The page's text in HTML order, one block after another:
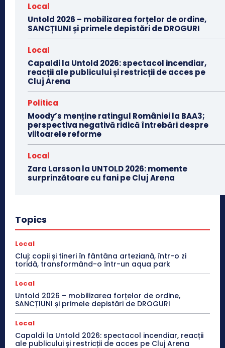
Local
Untold 2026 – mobilizarea forțelor de ordine,
SANCȚIUNI și primele depistări de DROGURI
Local
Capaldi la Untold 2026: spectacol incendiar,
reacții ale publicului și restricții de acces pe
Cluj Arena
Politica
Moody’s menține ratingul României la BAA3;
perspectiva negativă ridică întrebări despre
viitoarele reforme
Local
Zara Larsson la UNTOLD 2026: momente
surprinzătoare cu fani pe Cluj Arena
Topics
Local
Cluj: copii și tineri în fântâna arteziană, într-o zi
toridă, transformând-o într-un aqua park
Local
Untold 2026 – mobilizarea forțelor de ordine,
SANCȚIUNI și primele depistări de DROGURI
Local
Capaldi la Untold 2026: spectacol incendiar, reacții
ale publicului și restricții de acces pe Cluj Arena